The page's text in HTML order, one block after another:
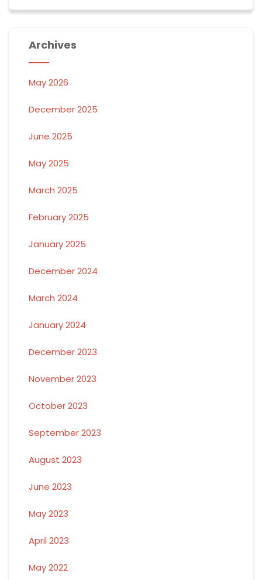
Archives
May 2026
December 2025
June 2025
May 2025
March 2025
February 2025
January 2025
December 2024
March 2024
January 2024
December 2023
November 2023
October 2023
September 2023
August 2023
June 2023
May 2023
April 2023
May 2022